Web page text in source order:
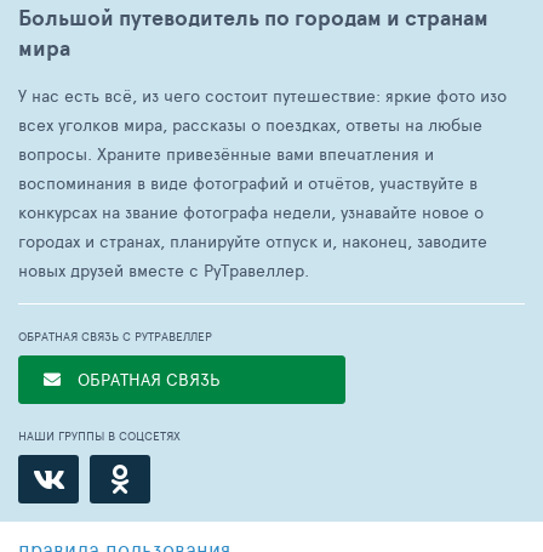
Большой путеводитель по городам и странам
мира
У нас есть всё, из чего состоит путешествие: яркие фото изо
всех уголков мира, рассказы о поездках, ответы на любые
вопросы. Храните привезённые вами впечатления и
воспоминания в виде фотографий и отчётов, участвуйте в
конкурсах на звание фотографа недели, узнавайте новое о
городах и странах, планируйте отпуск и, наконец, заводите
новых друзей вместе с РуТравеллер.
ОБРАТНАЯ СВЯЗЬ С РУТРАВЕЛЛЕР
ОБРАТНАЯ СВЯЗЬ
НАШИ ГРУППЫ В СОЦСЕТЯХ